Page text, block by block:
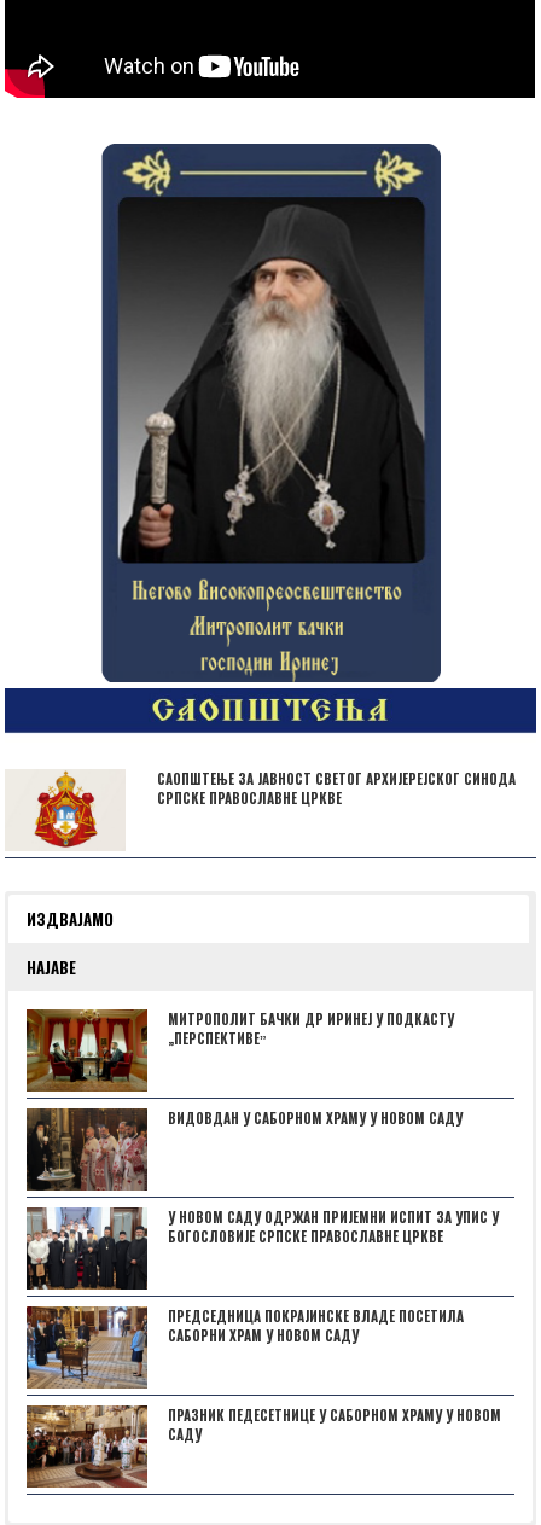
САОПШТЕЊЕ ЗА ЈАВНОСТ СВЕТОГ АРХИЈЕРЕЈСКОГ СИНОДА
СРПСКЕ ПРАВОСЛАВНЕ ЦРКВЕ
ИЗДВАЈАМО
НАЈАВЕ
МИТРОПОЛИТ БАЧКИ ДР ИРИНЕЈ У ПОДКАСТУ
„ПЕРСПЕКТИВЕˮ
ВИДОВДАН У САБОРНОМ ХРАМУ У НОВОМ САДУ
У НОВОМ САДУ ОДРЖАН ПРИЈЕМНИ ИСПИТ ЗА УПИС У
БОГОСЛОВИЈЕ СРПСКЕ ПРАВОСЛАВНЕ ЦРКВЕ
ПРЕДСЕДНИЦА ПОКРАЈИНСКЕ ВЛАДЕ ПОСЕТИЛА
САБОРНИ ХРАМ У НОВОМ САДУ
ПРАЗНИК ПЕДЕСЕТНИЦЕ У САБОРНОМ ХРАМУ У НОВОМ
САДУ